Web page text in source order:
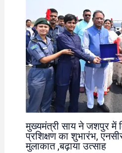
मुख्यमंत्री साय ने जशपुर में
प्रशिक्षण का शुभारंभ,
मुलाकात ,बढ़ाया उत्साह